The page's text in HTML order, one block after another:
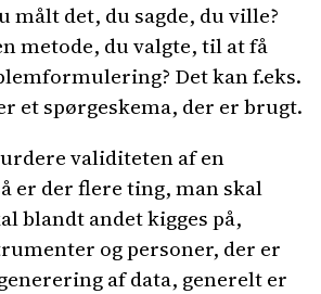
målt det, du sagde, du ville?
metode, du valgte, til at få
Det kan f.eks.
et spørgeskema, der er brugt.
validiteten af en
er der flere ting, man skal
blandt andet kigges på,
og personer, der er
af data, generelt er